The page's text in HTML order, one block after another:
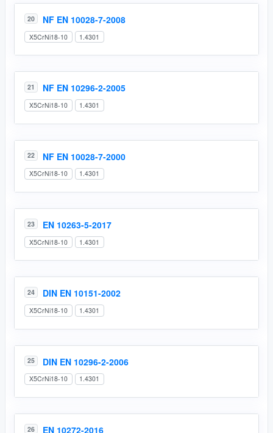
20 NF EN 10028-7-2008
X5CrNi18-10 1.4301
21 NF EN 10296-2-2005
X5CrNi18-10 1.4301
22 NF EN 10028-7-2000
X5CrNi18-10 1.4301
23 EN 10263-5-2017
X5CrNi18-10 1.4301
24 DIN EN 10151-2002
X5CrNi18-10 1.4301
25 DIN EN 10296-2-2006
X5CrNi18-10 1.4301
26 EN 10272-2016